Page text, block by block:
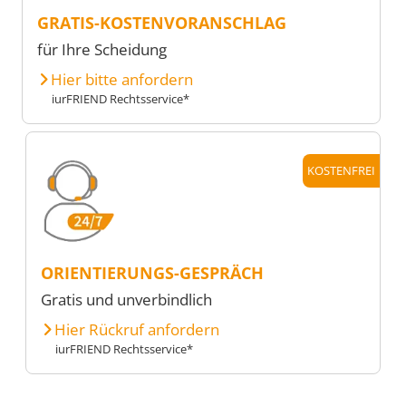
GRATIS-KOSTENVORANSCHLAG
für Ihre Scheidung
Hier bitte anfordern
iurFRIEND Rechtsservice*
KOSTENFREI
ORIENTIERUNGS-GESPRÄCH
Gratis und unverbindlich
Hier Rückruf anfordern
iurFRIEND Rechtsservice*